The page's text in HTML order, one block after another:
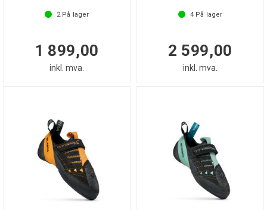
2På lager
1 899,00
inkl. mva.
4 På lager
2 599,00
inkl. mva.